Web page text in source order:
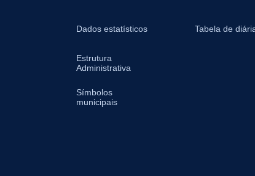
Dados estatísticos
Estrutura
Administrativa
Símbolos
municipais
Tabela de